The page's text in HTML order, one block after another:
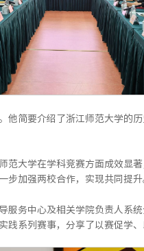
他简要介绍了浙江师范大学的
范大学在学科竞赛方面成效
加强两校合作，实现共同提升
务中心及相关学院负责人系
系列赛事，分享了以赛促学